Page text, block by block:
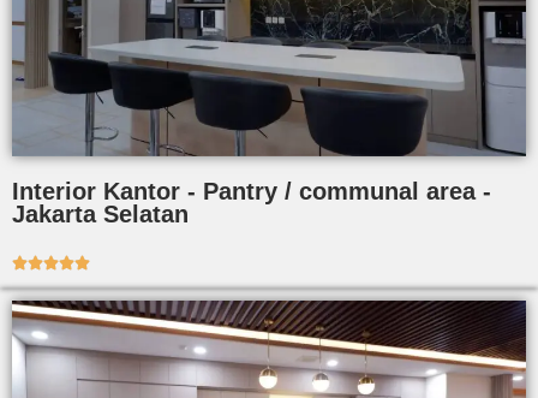
Interior Kantor - Pantry / communal area -
Jakarta Selatan
